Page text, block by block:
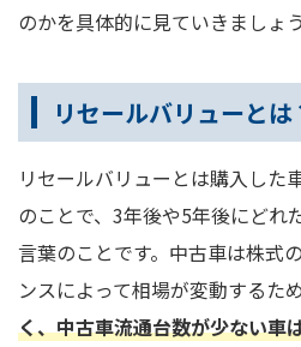
のかを具体的に見ていきましょう
リセールバリューとは
リセールバリューとは購入した
のことで、3年後や5年後にどれ
言葉のことです。中古車は株式
ンスによって相場が変動するため
く、中古車流通台数が少ない車